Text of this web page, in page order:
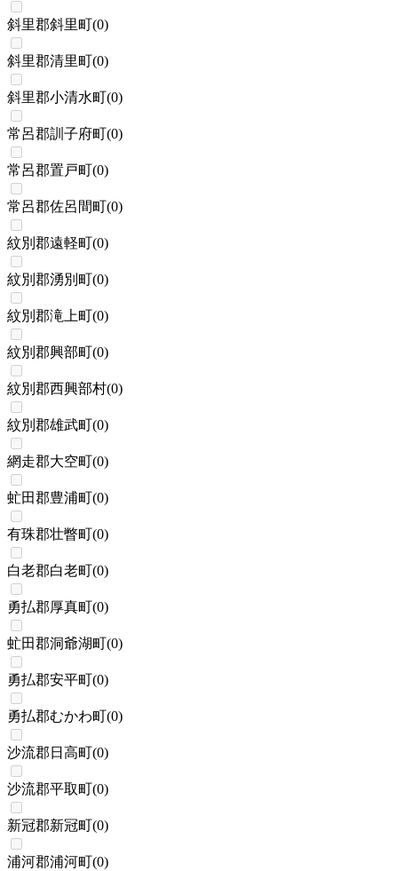
斜里郡斜里町(0)
斜里郡清里町(0)
斜里郡小清水町(0)
常呂郡訓子府町(0)
常呂郡置戸町(0)
常呂郡佐呂間町(0)
紋別郡遠軽町(0)
紋別郡湧別町(0)
紋別郡滝上町(0)
紋別郡興部町(0)
紋別郡西興部村(0)
紋別郡雄武町(0)
網走郡大空町(0)
虻田郡豊浦町(0)
有珠郡壮瞥町(0)
白老郡白老町(0)
勇払郡厚真町(0)
虻田郡洞爺湖町(0)
勇払郡安平町(0)
勇払郡むかわ町(0)
沙流郡日高町(0)
沙流郡平取町(0)
新冠郡新冠町(0)
浦河郡浦河町(0)